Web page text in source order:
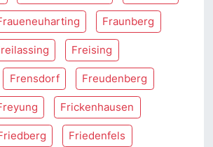
Fraunberg
Freising
Frensdorf Freudenberg
Frickenhausen
Friedenfels